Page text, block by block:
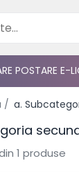
POSTARE E-
/ a.
1 produse